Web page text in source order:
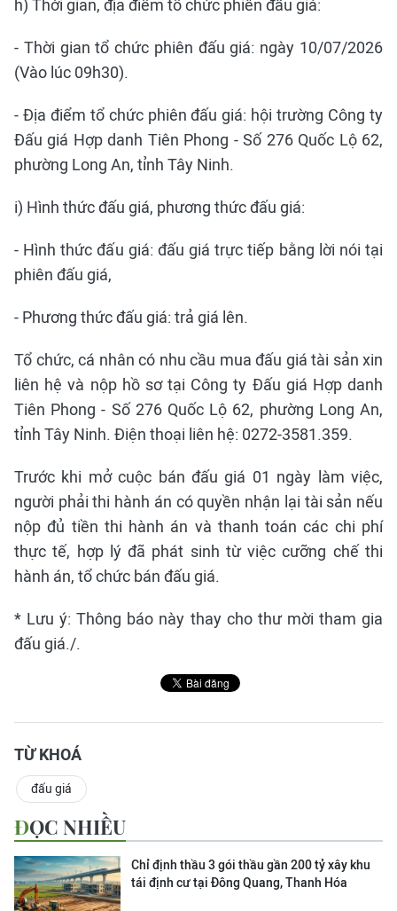
h) Thời gian, địa điểm tổ chức phiên đấu giá:
- Thời gian tổ chức phiên đấu giá: ngày 10/07/2026
(Vào lúc 09h30).
- Địa điểm tổ chức phiên đấu giá: hội trường Công ty
Đấu giá Hợp danh Tiên Phong - Số 276 Quốc Lộ 62,
phường Long An, tỉnh Tây Ninh.
i) Hình thức đấu giá, phương thức đấu giá:
- Hình thức đấu giá: đấu giá trực tiếp bằng lời nói tại
phiên đấu giá,
- Phương thức đấu giá: trả giá lên.
Tổ chức, cá nhân có nhu cầu mua đấu giá tài sản xin
liên hệ và nộp hồ sơ tại Công ty Đấu giá Hợp danh
Tiên Phong - Số 276 Quốc Lộ 62, phường Long An,
tỉnh Tây Ninh. Điện thoại liên hệ: 0272-3581.359.
Trước khi mở cuộc bán đấu giá 01 ngày làm việc,
người phải thi hành án có quyền nhận lại tài sản nếu
nộp đủ tiền thi hành án và thanh toán các chi phí
thực tế, hợp lý đã phát sinh từ việc cưỡng chế thi
hành án, tổ chức bán đấu giá.
* Lưu ý: Thông báo này thay cho thư mời tham gia
đấu giá./.
TỪ KHOÁ
đấu giá
ĐỌC NHIỀU
Chỉ định thầu 3 gói thầu gần 200 tỷ xây khu
tái định cư tại Đông Quang, Thanh Hóa